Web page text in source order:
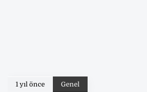
1 yıl önce Genel